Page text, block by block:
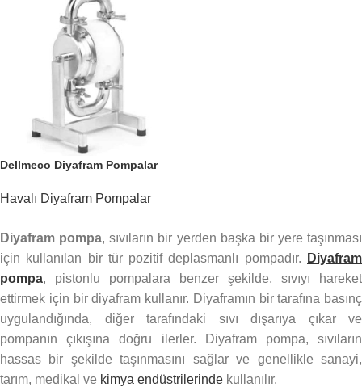
Dellmeco Diyafram Pompalar
Havalı Diyafram Pompalar
Diyafram pompa, sıvıların bir yerden başka bir yere taşınması
için kullanılan bir tür pozitif deplasmanlı pompadır.
Diyafram
pompa, pistonlu pompalara benzer şekilde, sıvıyı hareket
ettirmek için bir diyafram kullanır. Diyaframın bir tarafına basınç
uygulandığında, diğer tarafındaki sıvı dışarıya çıkar ve
pompanın çıkışına doğru ilerler. Diyafram pompa, sıvıların
hassas bir şekilde taşınmasını sağlar ve genellikle sanayi,
tarım, medikal ve kimya endüstrilerinde kullanılır.